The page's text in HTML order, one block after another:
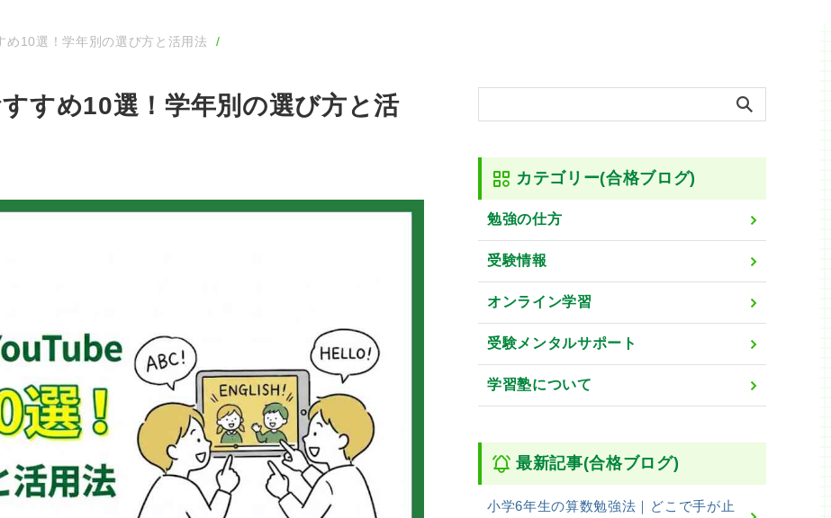
め10選！学年別の選び方と活用法
すめ10選！学年別の選び方と活
カテゴリー(合格ブログ)
勉強の仕方
受験情報
オンライン学習
受験メンタルサポート
学習塾について
最新記事(合格ブログ)
小学6年生の算数勉強法｜どこで手が止